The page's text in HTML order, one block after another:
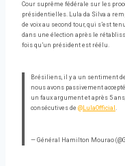
Cour suprême fédérale sur les
présidentielles. Lula da Silva a
de voix au second tour, qui s’est
dans une élection après le
fois qu’un président est réélu.
Brésiliens, il y a un sentiment
nous avons passivement
un faux argument et après 5
consécutives de @LulaOfficial .
— Général Hamilton Mourao